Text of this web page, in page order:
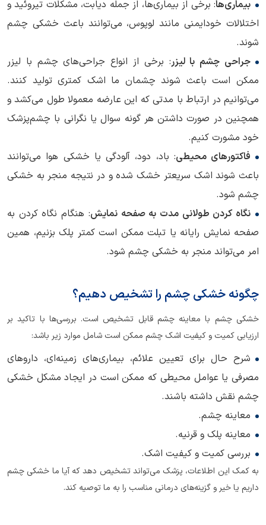
بیماری‌ها: برخی از بیماری‌ها، از جمله دیابت، مشکلات تیروئید و
اختلالات خودایمنی مانند لوپوس، می‌توانند باعث خشکی چشم
شوند.
جراحی چشم با لیزر: برخی از انواع جراحی‌های چشم با لیزر
ممکن است باعث شوند چشمان ما اشک کمتری تولید کنند.
می‌توانیم در ارتباط با مدتی که این عارضه معمولا طول می‌کشد و
همچنین در صورت داشتن هر گونه سوال یا نگرانی با چشم‌پزشک
خود مشورت کنیم.
فاکتورهای محیطی: باد، دود، آلودگی یا خشکی هوا می‌توانند
باعث شوند اشک سریعتر خشک شده و در نتیجه منجر به خشکی
چشم شود.
نگاه کردن طولانی مدت به صفحه نمایش: هنگام نگاه کردن به
صفحه نمایش رایانه یا تبلت ممکن است کمتر پلک بزنیم، همین
امر می‌تواند منجر به خشکی چشم شود.
چگونه خشکی چشم را تشخیص دهیم؟
خشکی چشم با معاینه چشم قابل تشخیص است. بررسی‌ها با تاکید بر
ارزیابی کمیت و کیفیت اشک چشم ممکن است شامل موارد زیر باشد:
شرح حال برای تعیین علائم، بیماری‌های زمینه‌ای، داروهای
مصرفی یا عوامل محیطی که ممکن است در ایجاد مشکل خشکی
چشم نقش داشته باشند.
معاینه چشم.
معاینه پلک و قرنیه.
بررسی کمیت و کیفیت اشک.
به کمک این اطلاعات، پزشک می‌تواند تشخیص دهد که آیا ما خشکی چشم
داریم یا خیر و گزینه‌های درمانی مناسب را به ما توصیه کند.